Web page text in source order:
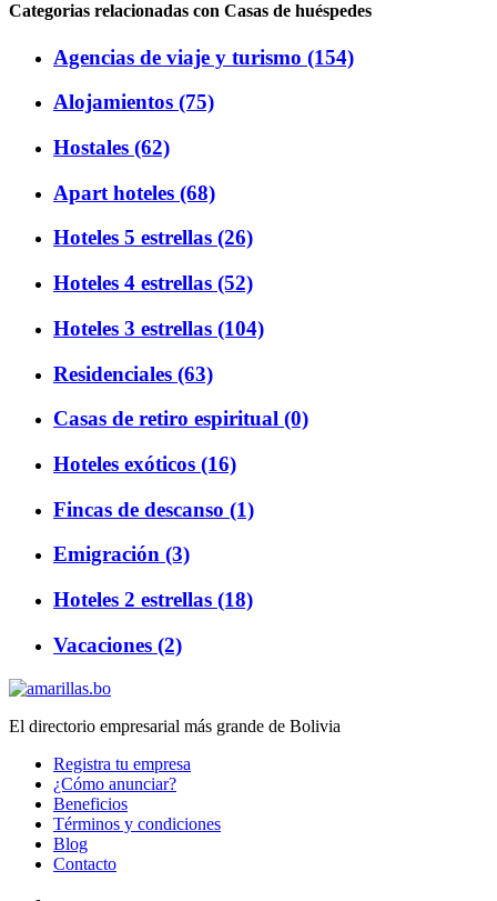
Categorias relacionadas con Casas de huéspedes
Agencias de viaje y turismo (154)
Alojamientos (75)
Hostales (62)
Apart hoteles (68)
Hoteles 5 estrellas (26)
Hoteles 4 estrellas (52)
Hoteles 3 estrellas (104)
Residenciales (63)
Casas de retiro espiritual (0)
Hoteles exóticos (16)
Fincas de descanso (1)
Emigración (3)
Hoteles 2 estrellas (18)
Vacaciones (2)
El directorio empresarial más grande de Bolivia
Registra tu empresa
¿Cómo anunciar?
Beneficios
Términos y condiciones
Blog
Contacto